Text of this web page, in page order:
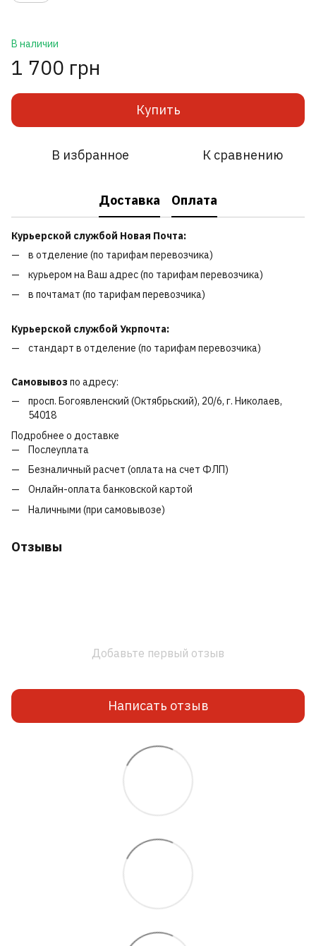
В наличии
1 700 грн
Купить
В избранное К сравнению
Доставка Оплата
Курьерской службой Новая Почта:
в отделение (по тарифам перевозчика)
курьером на Ваш адрес (по тарифам перевозчика)
в почтамат (по тарифам перевозчика)
Курьерской службой Укрпочта:
стандарт в отделение (по тарифам перевозчика)
Самовывозпо адресу:
просп. Богоявленский (Октябрьский), 20/6, г. Николаев,
54018
Подробнее о доставке
Послеуплата
Безналичный расчет (оплата на счет ФЛП)
Онлайн-оплата банковской картой
Наличными (при самовывозе)
Отзывы
Добавьте первый отзыв
Написать отзыв